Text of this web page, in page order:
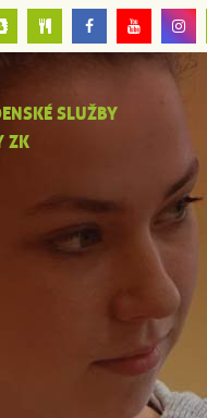
SLUŽBY
ZK